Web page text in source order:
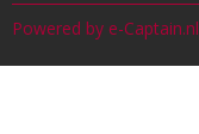
Powered by e-Captain.nl